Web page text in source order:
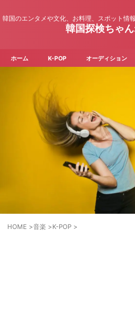
韓国のエンタメや文化、お料理、スポット情
韓国探検ちゃ
ホーム K-POP オーディション
HOME >音楽 >K-POP >